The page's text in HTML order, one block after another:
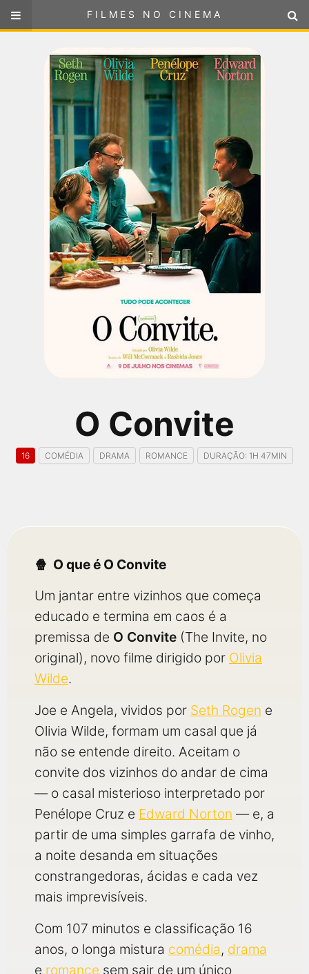
FILMES NO CINEMA
ou selecione sua localização
O Convite
16 COMÉDIA DRAMA ROMANCE DURAÇÃO: 1H 47MIN
O que é O Convite
Um jantar entre vizinhos que começa
educado e termina em caos é a
premissa de O Convite (The Invite, no
original), novo filme dirigido por Olivia
Wilde.
Joe e Angela, vividos por Seth Rogen e
Olivia Wilde, formam um casal que já
não se entende direito. Aceitam o
convite dos vizinhos do andar de cima
— o casal misterioso interpretado por
Penélope Cruz e Edward Norton — e, a
partir de uma simples garrafa de vinho,
a noite desanda em situações
constrangedoras, ácidas e cada vez
mais imprevisíveis.
Com 107 minutos e classificação 16
anos, o longa mistura comédia, drama
e romance sem sair de um único
FILMES NO CINEMA
SELECIONE SUA LOCALIZAÇÃO
FILMES EM CARTAZ
PRÓXIMOS LANÇAMENTOS
GÊNEROS
NOTÍCIAS
PÁGINA INICIAL
FilmesNoCinema.com.bré o maior localizador de filmes e
sessões de cinema no Brasil. Através dele, você pode
encontrar os filmes no cinema mais próximos a você ou a
acessar informações sobre cinemas, horários, assistir aos